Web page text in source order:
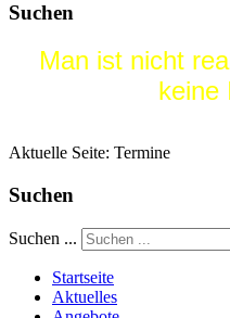
Suchen
Man ist nicht
keine
Aktuelle Seite: Termine
Suchen
Suchen ...
Startseite
Aktuelles